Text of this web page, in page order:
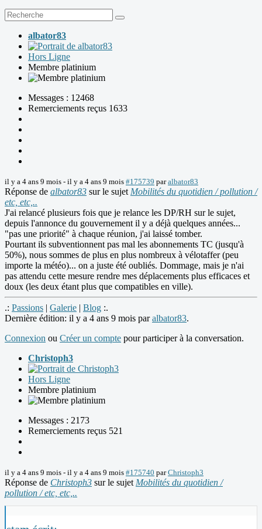
albator83
Hors Ligne
Membre platinium
Messages : 12468
Remerciements reçus 1633
il y a 4 ans 9 mois - il y a 4 ans 9 mois #175739 paralbator83
Réponse de albator83 sur le sujet Mobilités du quotidien / pollution /
etc, etc,..
J'ai relancé plusieurs fois que je relance les DP/RH sur le sujet,
depuis l'annonce du gouvernement il y a déjà quelques années...
"pas une priorité" à chaque réunion, j'ai laissé tomber.
Pourtant ils subventionnent pas mal les abonnements TC (jusqu'à
50%), nous sommes de plus en plus nombreux à vélotaffer (peu
importe la météo)... on a juste été oubliés. Dommage, mais je n'ai
pas attendu cette mesure rendre mes déplacements plus efficaces et
doux (les deux étant plus que compatibles en ville).
.: Passions | Galerie | Blog :.
Dernière édition: il y a 4 ans 9 mois paralbator83.
Connexion ou Créer un compte pour participer à la conversation.
Christoph3
Hors Ligne
Membre platinium
Messages : 2173
Remerciements reçus 521
il y a 4 ans 9 mois - il y a 4 ans 9 mois #175740 parChristoph3
Réponse de Christoph3 sur le sujet Mobilités du quotidien /
pollution / etc, etc,..